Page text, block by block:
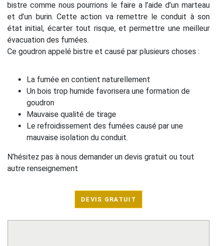
bistre comme nous pourrions le faire a l’aide d’un marteau
et d’un burin. Cette action va remettre le conduit à son
état initial, écarter tout risque, et permettre une meilleur
évacuation des fumées.
Ce goudron appelé bistre et causé par plusieurs choses :
La fumée en contient naturellement
Un bois trop humide favorisera une formation de
goudron
Mauvaise qualité de tirage
Le refroidissement des fumées causé par une
mauvaise isolation du conduit.
N’hésitez pas à nous demander un devis gratuit ou tout
autre renseignement
DEVIS GRATUIT